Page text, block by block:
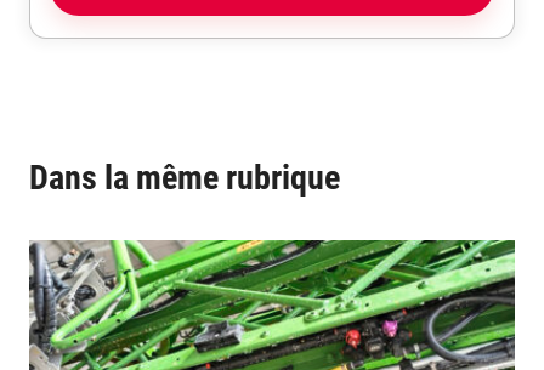
Dans la même rubrique